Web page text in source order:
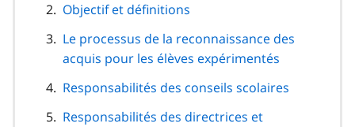
page
Objectif et définitions
Le processus de la reconnaissance des
acquis pour les élèves expérimentés
Responsabilités des conseils scolaires
Responsabilités des directrices et